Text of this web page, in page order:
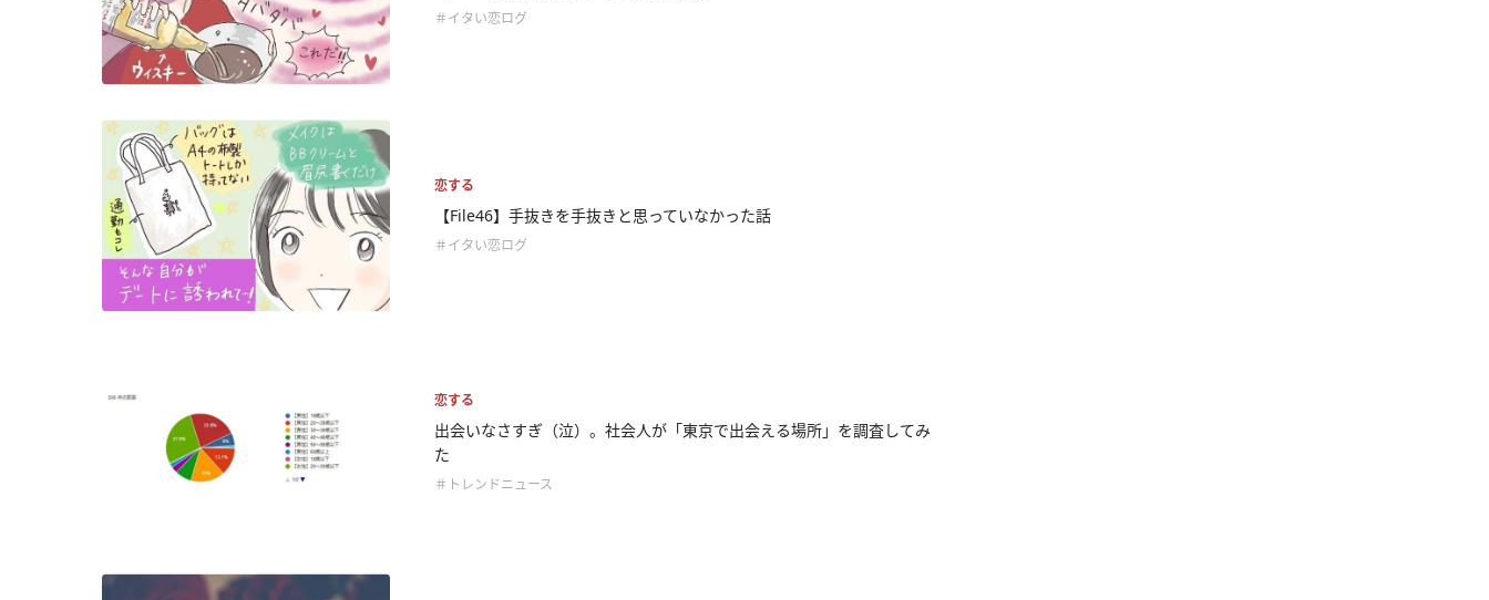
＃イタい恋ログ
恋する
【File46】手抜きを手抜きと思っていなかった話
＃イタい恋ログ
恋する
出会いなさすぎ（泣）。社会人が「東京で出会える場所」を調査してみ
た
＃トレンドニュース